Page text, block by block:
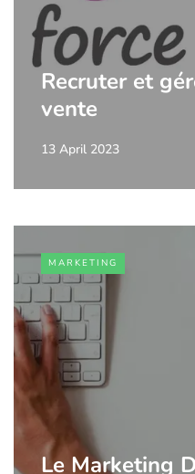
Recruter et
vente
13 April 2023
MARKETING
Le Marketing